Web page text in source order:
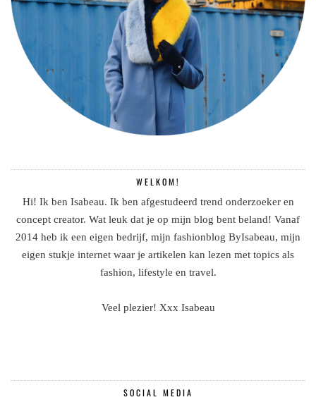
WELKOM!
Hi! Ik ben Isabeau. Ik ben afgestudeerd trend onderzoeker en
concept creator. Wat leuk dat je op mijn blog bent beland! Vanaf
2014 heb ik een eigen bedrijf, mijn fashionblog ByIsabeau, mijn
eigen stukje internet waar je artikelen kan lezen met topics als
fashion, lifestyle en travel.
Veel plezier! Xxx Isabeau
SOCIAL MEDIA